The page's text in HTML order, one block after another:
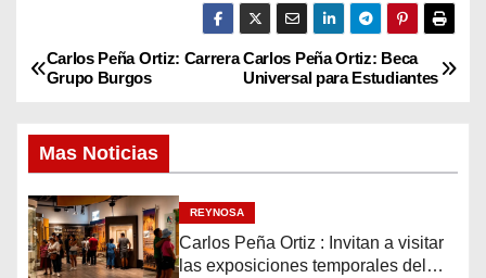
N
v
e
g
Carlos Peña Ortiz: Beca
Universal para Estudiantes
Carlos Peña Ortiz: Carrera
Grupo Burgos
Mas Noticias
REYNOSA
Carlos Peña Ortiz : Invitan a visitar
las exposiciones temporales del